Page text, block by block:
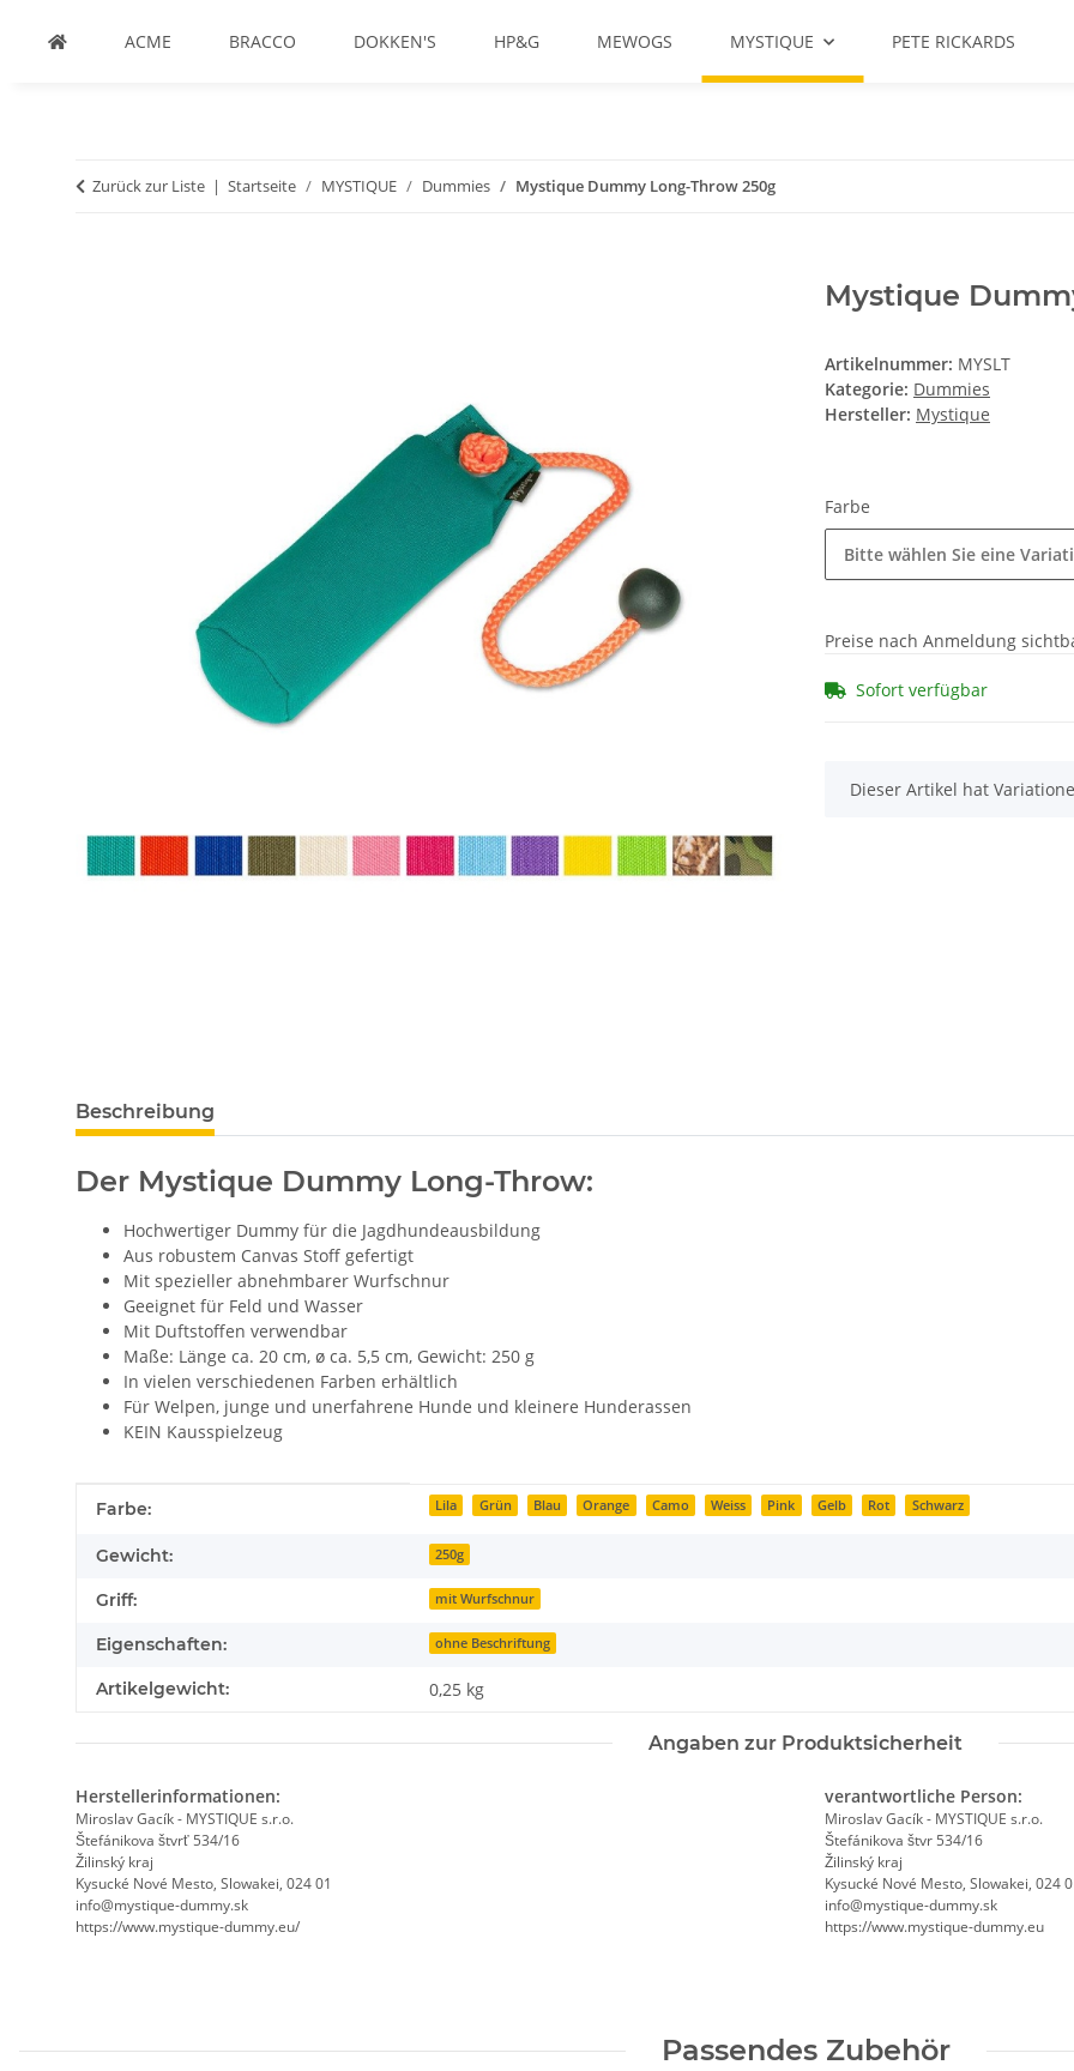
ACME BRACCO DOKKEN'S HP&G MEWOGS MYSTIQUE PETE RICKARDS
Zurück zur Liste Startseite MYSTIQUE Dummies Mystique Dummy Long-Throw 250g
Mystique
Artikelnummer: MYSLT
Kategorie: Dummies
Hersteller: Mystique
Farbe
Bitte wählen Sie eine
Preise nach Anmeldung
Sofort verfügbar
x
Dieser Artikel hat
Beschreibung
Der Mystique Dummy Long-Throw:
Hochwertiger Dummy für die Jagdhundeausbildung
Aus robustem Canvas Stoff gefertigt
Mit spezieller abnehmbarer Wurfschnur
Geeignet für Feld und Wasser
Mit Duftstoffen verwendbar
Maße: Länge ca. 20 cm, ø ca. 5,5 cm, Gewicht: 250 g
In vielen verschiedenen Farben erhältlich
Für Welpen, junge und unerfahrene Hunde und kleinere Hunderassen
KEIN Kausspielzeug
Produkteigenschaft
Wert
Farbe: Lila Grün Blau Orange Camo Weiss Pink Gelb Rot Schwarz
Gewicht: 250g
Griff: mit Wurfschnur
Eigenschaften: ohne Beschriftung
Artikelgewicht: 0,25 kg
Angaben zur Produktsicherheit
Herstellerinformationen:
Miroslav Gacík - MYSTIQUE s.r.o.
Štefánikova štvrť 534/16
Žilinský kraj
Kysucké Nové Mesto, Slowakei, 024 01
info@mystique-dummy.sk
https://www.mystique-dummy.eu/
verantwortliche Person:
Miroslav Gacík - MYSTIQUE s.r.o.
Štefánikova štvr 534/16
Žilinský kraj
Kysucké Nové Mesto, Slowakei, 024
info@mystique-dummy.sk
https://www.mystique-dummy.eu
Passendes Zubehör